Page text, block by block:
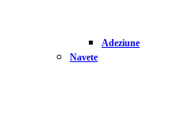
Adeziune
Navete